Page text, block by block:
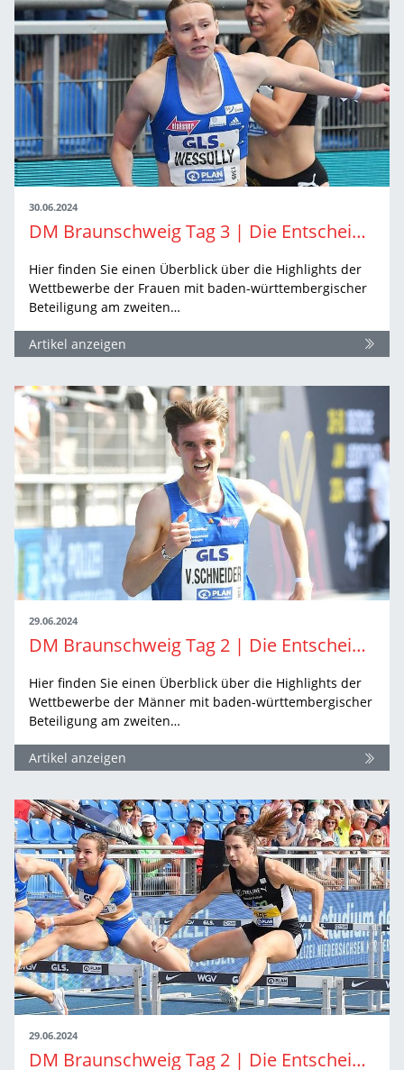
30.06.2024
DM Braunschweig Tag 3 | Die Entscheidungen der Frauen
Hier finden Sie einen Überblick über die Highlights der
Wettbewerbe der Frauen mit baden-württembergischer
Beteiligung am zweiten…
Artikel anzeigen
29.06.2024
DM Braunschweig Tag 2 | Die Entscheidungen der Männer
Hier finden Sie einen Überblick über die Highlights der
Wettbewerbe der Männer mit baden-württembergischer
Beteiligung am zweiten…
Artikel anzeigen
29.06.2024
DM Braunschweig Tag 2 | Die Entscheidungen der Frauen